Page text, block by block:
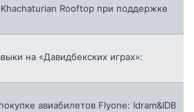
Rooftop при поддержке
на «Давидбекских играх»:
авиабилетов Flyone: Idram&IDB